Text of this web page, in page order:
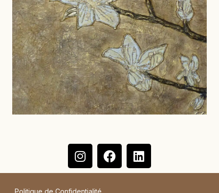
Politique de Confidentialité